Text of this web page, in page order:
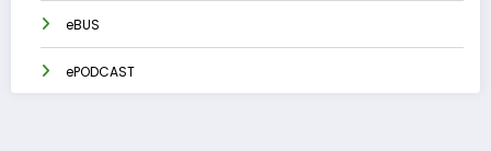
eBUS
ePODCAST